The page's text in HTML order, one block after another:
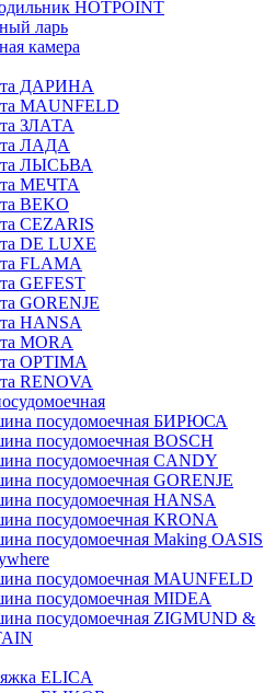
HOTPOINT
ларь
камера
ДАРИНА
MAUNFELD
ЗЛАТА
ЛАДА
ЛЫСЬВА
МЕЧТА
BEKO
CEZARIS
DE LUXE
FLAMA
GEFEST
GORENJE
HANSA
MORA
OPTIMA
RENOVA
посудомоечная БИРЮСА
посудомоечная BOSCH
посудомоечная CANDY
посудомоечная GORENJE
посудомоечная HANSA
посудомоечная KRONA
посудомоечная Making OASIS
посудомоечная MAUNFELD
посудомоечная MIDEA
посудомоечная ZIGMUND &
ELICA